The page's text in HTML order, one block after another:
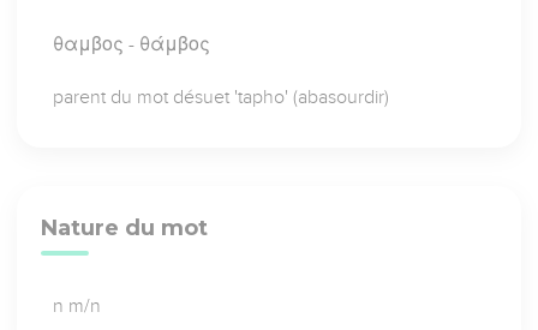
θαμβος - θάμβος
parent du mot désuet 'tapho' (abasourdir)
Nature du mot
n m/n